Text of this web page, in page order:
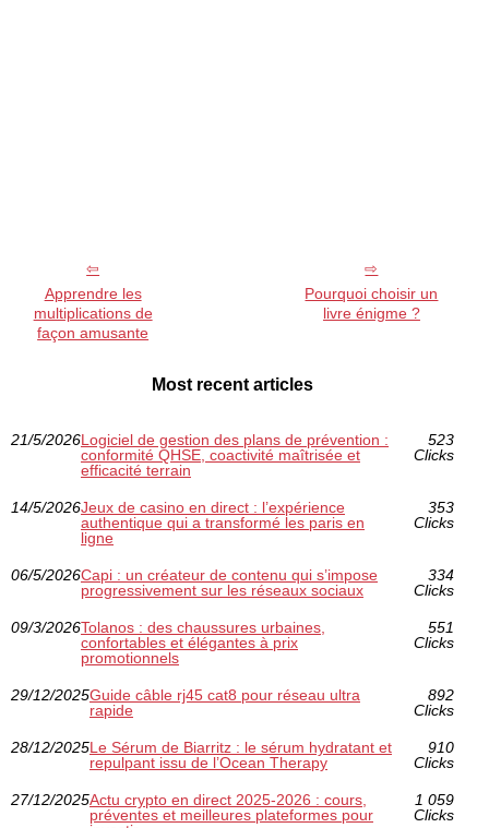
Apprendre les
multiplications de
façon amusante
Pourquoi choisir un
livre énigme ?
Most recent articles
21/5/2026Logiciel de gestion des plans de prévention :
conformité QHSE, coactivité maîtrisée et
efficacité terrain
523
Clicks
14/5/2026Jeux de casino en direct : l’expérience
authentique qui a transformé les paris en
ligne
353
Clicks
06/5/2026Capi : un créateur de contenu qui s’impose
progressivement sur les réseaux sociaux
334
Clicks
09/3/2026Tolanos : des chaussures urbaines,
confortables et élégantes à prix
promotionnels
551
Clicks
29/12/2025Guide câble rj45 cat8 pour réseau ultra
rapide
892
Clicks
28/12/2025Le Sérum de Biarritz : le sérum hydratant et
repulpant issu de l’Ocean Therapy
910
Clicks
27/12/2025Actu crypto en direct 2025-2026 : cours,
préventes et meilleures plateformes pour
1 059
Clicks